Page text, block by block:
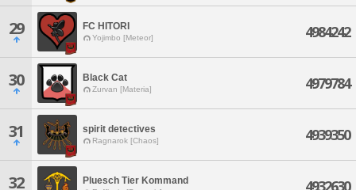
29 FC HITORI
Yojimbo [Meteor] 4984242
30 Black Cat
Zurvan [Materia] 4979784
31 spirit detectives
Ragnarok [Chaos] 4939350
32 Pluesch Tier Kommand 4932630